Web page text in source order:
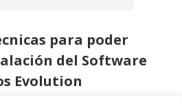
para poder
del Software
Evolution